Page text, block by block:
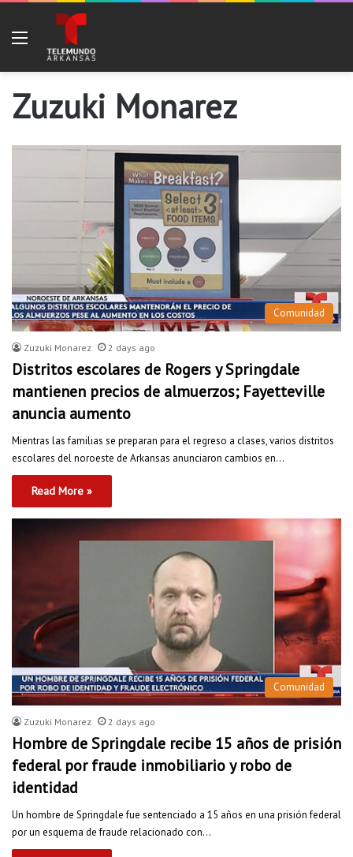
Zuzuki Monarez
Comunidad
Zuzuki Monarez 2 days ago
Distritos escolares de Rogers y Springdale
mantienen precios de almuerzos; Fayetteville
anuncia aumento
Mientras las familias se preparan para el regreso a clases, varios distritos
escolares del noroeste de Arkansas anunciaron cambios en…
Read More »
Comunidad
Zuzuki Monarez 2 days ago
Hombre de Springdale recibe 15 años de prisión
federal por fraude inmobiliario y robo de
identidad
Un hombre de Springdale fue sentenciado a 15 años en una prisión federal
por un esquema de fraude relacionado con…